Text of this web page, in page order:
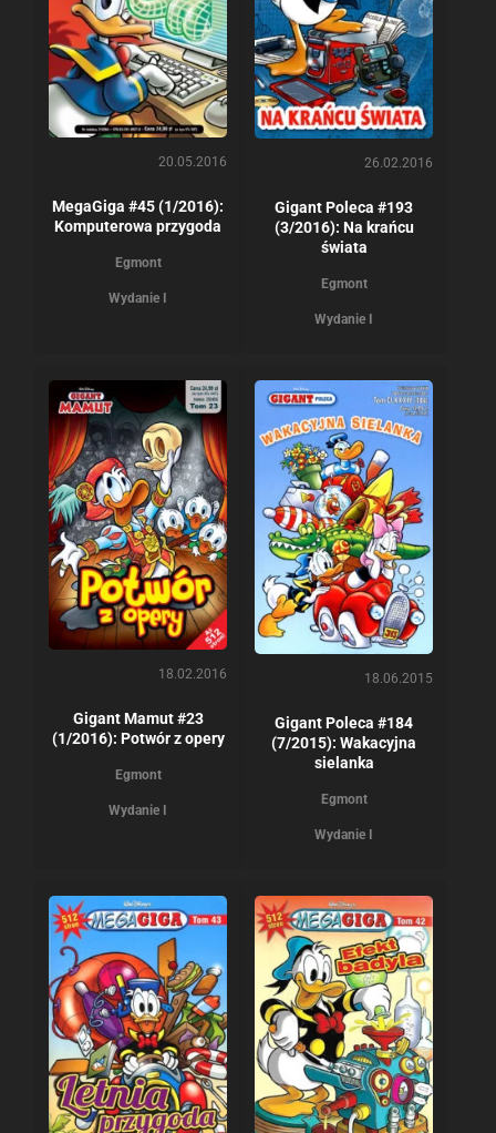
20.05.2016
MegaGiga #45 (1/2016):
Komputerowa przygoda
Egmont
Wydanie I
26.02.2016
Gigant Poleca #193
(3/2016): Na krańcu
świata
Egmont
Wydanie I
18.02.2016
Gigant Mamut #23
(1/2016): Potwór z opery
Egmont
Wydanie I
18.06.2015
Gigant Poleca #184
(7/2015): Wakacyjna
sielanka
Egmont
Wydanie I